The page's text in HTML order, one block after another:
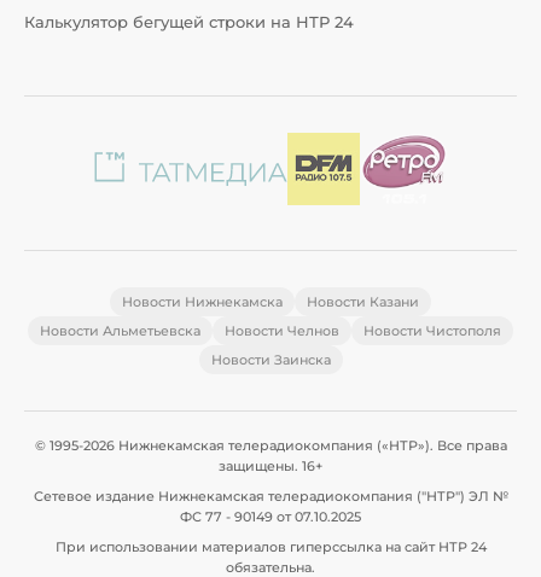
Калькулятор бегущей строки на НТР 24
Новости Нижнекамска
Новости Казани
Новости Альметьевска
Новости Челнов
Новости Чистополя
Новости Заинска
© 1995-2026 Нижнекамская телерадиокомпания («НТР»). Все права
защищены. 16+
Сетевое издание Нижнекамская телерадиокомпания ("НТР") ЭЛ №
ФС 77 - 90149 от 07.10.2025
При использовании материалов гиперссылка на сайт НТР 24
обязательна.